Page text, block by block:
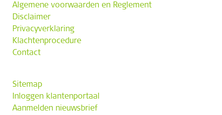
Algemene voorwaarden en Reglement
Disclaimer
Privacyverklaring
Klachtenprocedure
Contact
Sitemap
Inloggen klantenportaal
Aanmelden nieuwsbrief